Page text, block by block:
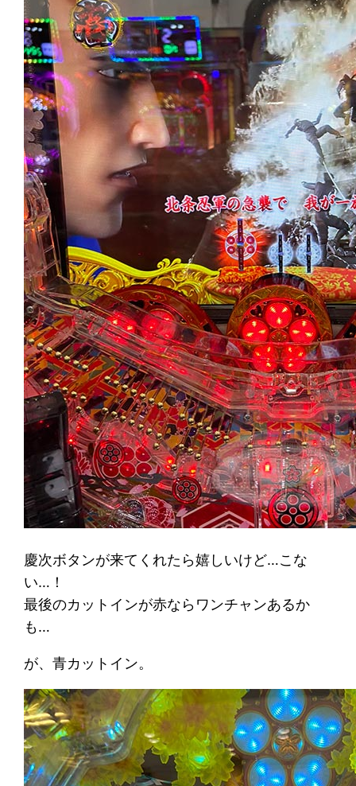
慶次ボタンが来てくれたら嬉しいけど…こな
い…！
最後のカットインが赤ならワンチャンあるか
も…
が、青カットイン。